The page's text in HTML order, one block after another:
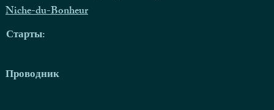
Niche-du-Bonheur
Старты:
Проводник